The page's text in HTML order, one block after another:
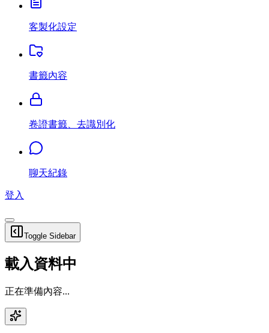
客製化設定
書籤內容
卷證書籤、去識別化
聊天紀錄
登入
Toggle Sidebar
載入資料中
正在準備內容...